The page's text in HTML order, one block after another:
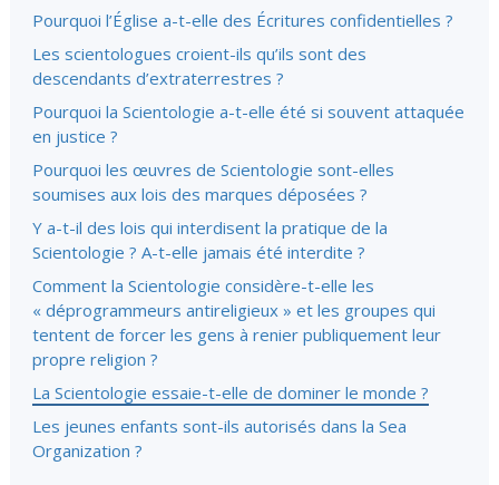
Pourquoi l’Église a-t-elle des Écritures confidentielles ?
Les scientologues croient-ils qu’ils sont des
descendants d’extraterrestres ?
Pourquoi la Scientologie a-t-elle été si souvent attaquée
en justice ?
Pourquoi les œuvres de Scientologie sont-elles
soumises aux lois des marques déposées ?
Y a-t-il des lois qui interdisent la pratique de la
Scientologie ? A-t-elle jamais été interdite ?
Comment la Scientologie considère-t-elle les
« déprogrammeurs antireligieux » et les groupes qui
tentent de forcer les gens à renier publiquement leur
propre religion ?
La Scientologie essaie-t-elle de dominer le monde ?
Les jeunes enfants sont-ils autorisés dans la Sea
Organization ?